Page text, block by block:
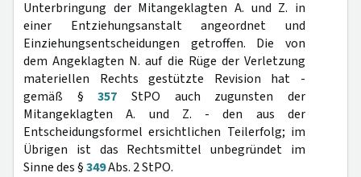
Unterbringung der Mitangeklagten A. und Z. in
einer Entziehungsanstalt angeordnet und
Einziehungsentscheidungen getroffen. Die von
dem Angeklagten N. auf die Rüge der Verletzung
materiellen Rechts gestützte Revision hat -
gemäß §357 StPO auch zugunsten der
Mitangeklagten A. und Z. - den aus der
Entscheidungsformel ersichtlichen Teilerfolg; im
Übrigen ist das Rechtsmittel unbegründet im
Sinne des §349Abs. 2 StPO.